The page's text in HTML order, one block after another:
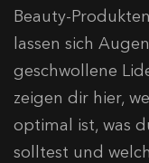
Beauty-
lassen sich
geschwollene
zeigen dir hier,
optimal ist, was
solltest und